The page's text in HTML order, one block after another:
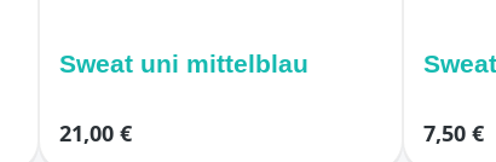
Sweat uni mittelblau
21,00 € 7,50 €